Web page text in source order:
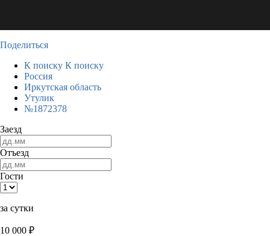
Поделиться
К поиску К поиску
Россия
Иркутская область
Утулик
№1872378
Заезд
Отъезд
Гости
за сутки
10 000 ₽